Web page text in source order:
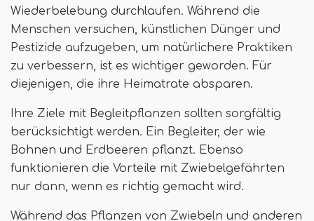
Wiederbelebung durchlaufen. Während die
Menschen versuchen, künstlichen Dünger und
Pestizide aufzugeben, um natürlichere Praktiken
zu verbessern, ist es wichtiger geworden. Für
diejenigen, die ihre Heimatrate absparen.
Ihre Ziele mit Begleitpflanzen sollten sorgfältig
berücksichtigt werden. Ein Begleiter, der wie
Bohnen und Erdbeeren pflanzt. Ebenso
funktionieren die Vorteile mit Zwiebelgefährten
nur dann, wenn es richtig gemacht wird.
Während das Pflanzen von Zwiebeln und anderen